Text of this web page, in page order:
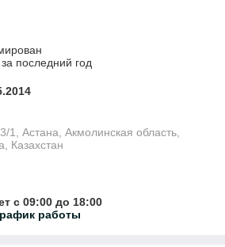
последний год
1, Астана, Акмолинская область,
Казахстан
с 09:00 до 18:00
работы